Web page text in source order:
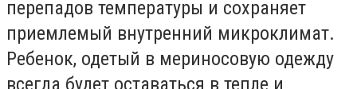
перепадов температуры и сохраняет
приемлемый внутренний микроклимат.
Ребенок, одетый в мериносовую одежду
всегда будет оставаться в тепле и